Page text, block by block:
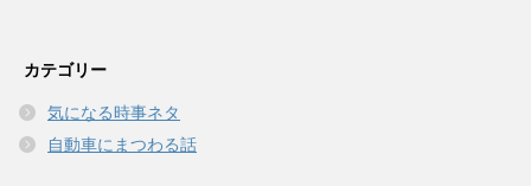
カテゴリー
気になる時事ネタ
自動車にまつわる話